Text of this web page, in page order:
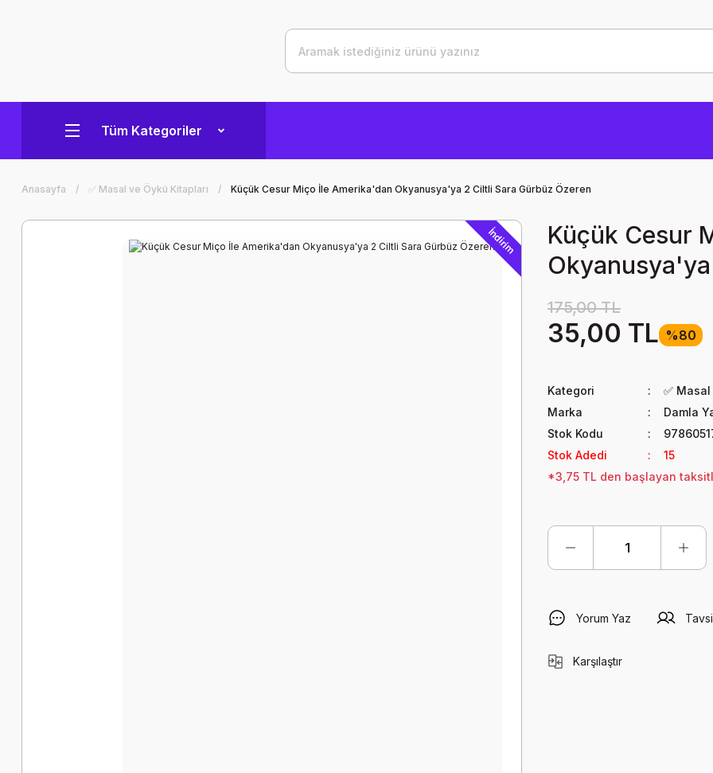
Tüm Kategoriler
Anasayfa ✅ Masal ve Öykü Kitapları Küçük Cesur Miço İle Amerika'dan Okyanusya'ya 2 Ciltli Sara Gürbüz Özeren
İndirim
Küçük Cesur
175,00 TL
35,00 TL %80
Kategori
✅
Marka
Damla
Stok Kodu
Stok Adedi
15
*3,75 TL den başlayan
Yorum Yaz
Karşılaştır